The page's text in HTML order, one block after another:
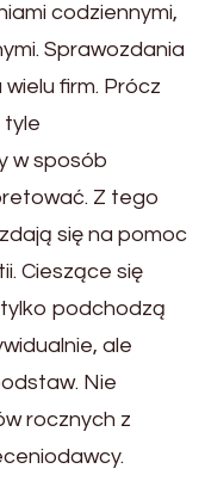
codziennymi,
Sprawozdania
firm. Prócz
tyle
w sposób
Z tego
się na pomoc
Cieszące się
podchodzą
ale
Nie
rocznych z